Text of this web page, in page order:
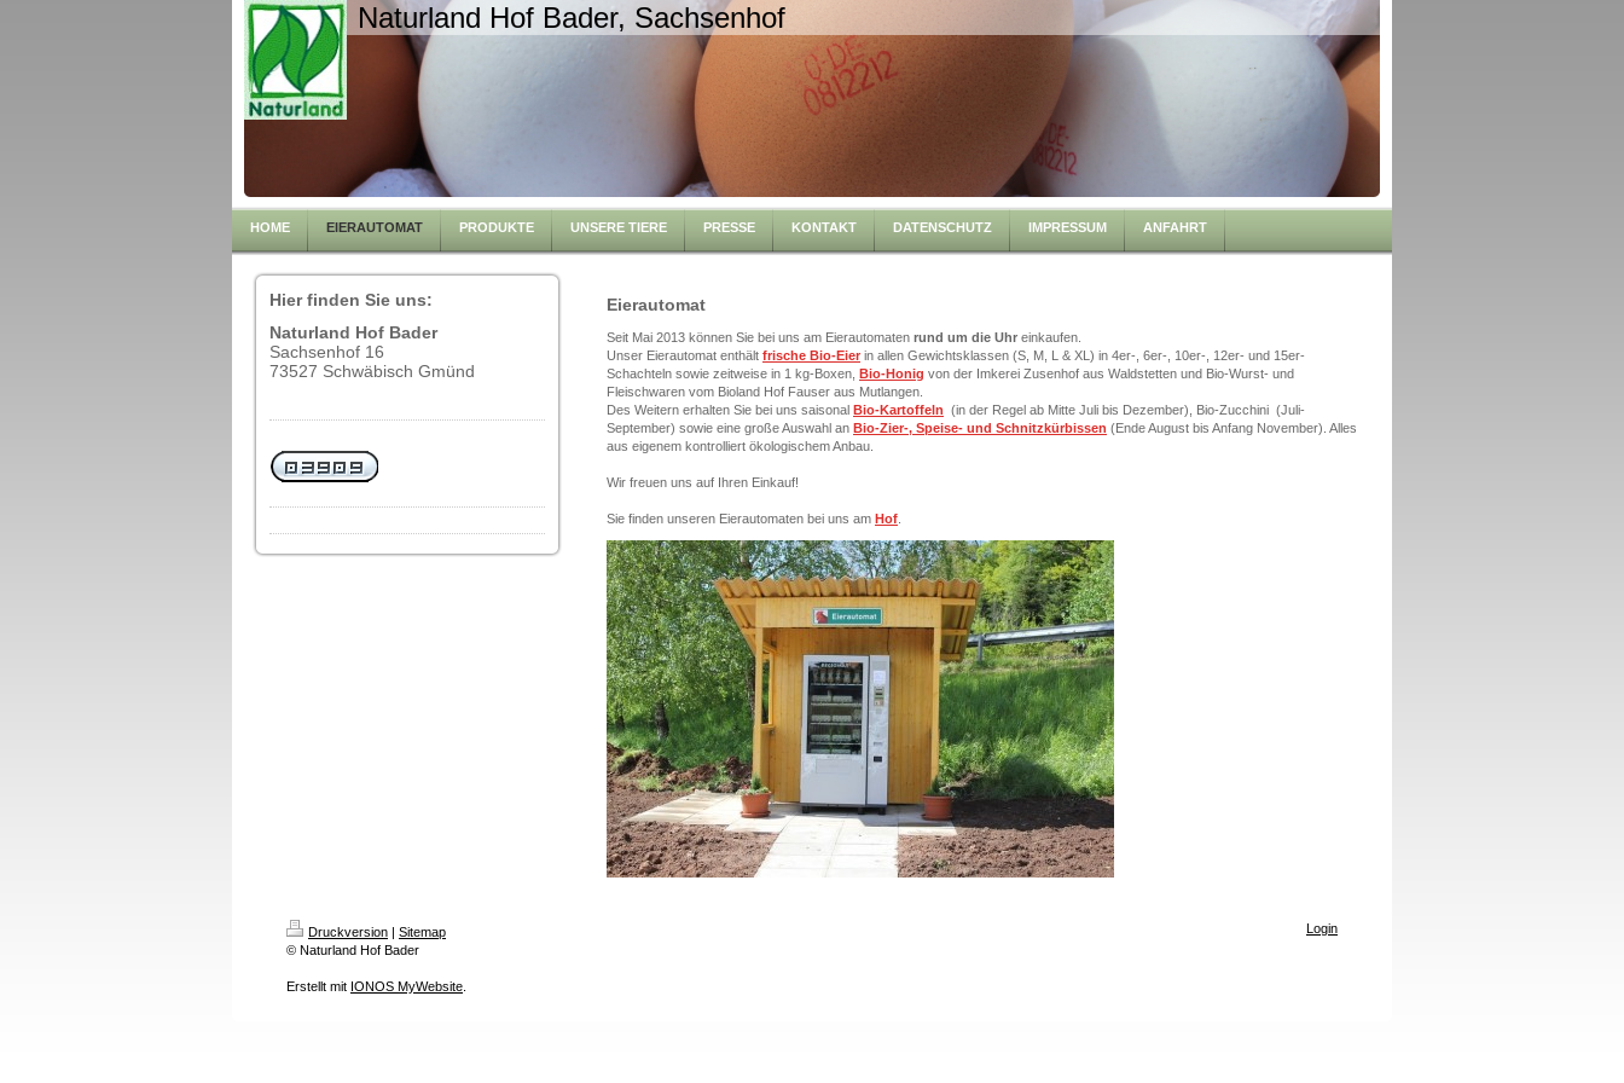
Naturland Hof Bader, Sachsenhof
HOME EIERAUTOMAT PRODUKTE UNSERE TIERE PRESSE KONTAKT DATENSCHUTZ IMPRESSUM ANFAHRT
Hier finden Sie uns:
Naturland Hof Bader
Sachsenhof 16
73527 Schwäbisch Gmünd
Eierautomat
Seit Mai 2013 können Sie bei uns am Eierautomaten rund um die Uhr einkaufen.
Unser Eierautomat enthält frische Bio-Eier in allen Gewichtsklassen (S, M, L & XL) in 4er-, 6er-, 10er-, 12er- und 15er-
Schachteln sowie zeitweise in 1 kg-Boxen, Bio-Honig von der Imkerei Zusenhof aus Waldstetten und Bio-Wurst- und
Fleischwaren vom Bioland Hof Fauser aus Mutlangen.
Des Weitern erhalten Sie bei uns saisonal Bio-Kartoffeln (in der Regel ab Mitte Juli bis Dezember), Bio-Zucchini (Juli-
September) sowie eine große Auswahl an Bio-Zier-, Speise- und Schnitzkürbissen (Ende August bis Anfang November). Alles
aus eigenem kontrolliert ökologischem Anbau.
Wir freuen uns auf Ihren Einkauf!
Sie finden unseren Eierautomaten bei uns am Hof
Druckversion | Sitemap
© Naturland Hof Bader
Erstellt mit IONOS MyWebsite
Login